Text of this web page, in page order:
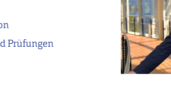
Prüfungen